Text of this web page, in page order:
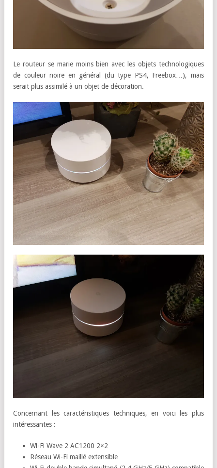
Le routeur se marie moins bien avec les objets technologiques
de couleur noire en général (du type PS4, Freebox…), mais
serait plus assimilé à un objet de décoration.
Concernant les caractéristiques techniques, en voici les plus
intéressantes :
Wi-Fi Wave 2 AC1200 2×2
Réseau Wi-Fi maillé extensible